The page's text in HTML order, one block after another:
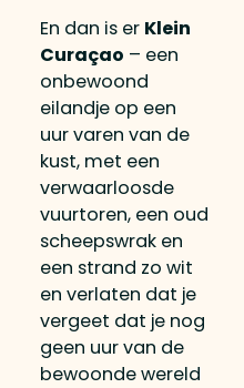
En dan is er Klein
Curaçao – een
onbewoond
eilandje op een
uur varen van de
kust, met een
verwaarloosde
vuurtoren, een oud
scheepswrak en
een strand zo wit
en verlaten dat je
vergeet dat je nog
geen uur van de
bewoonde wereld